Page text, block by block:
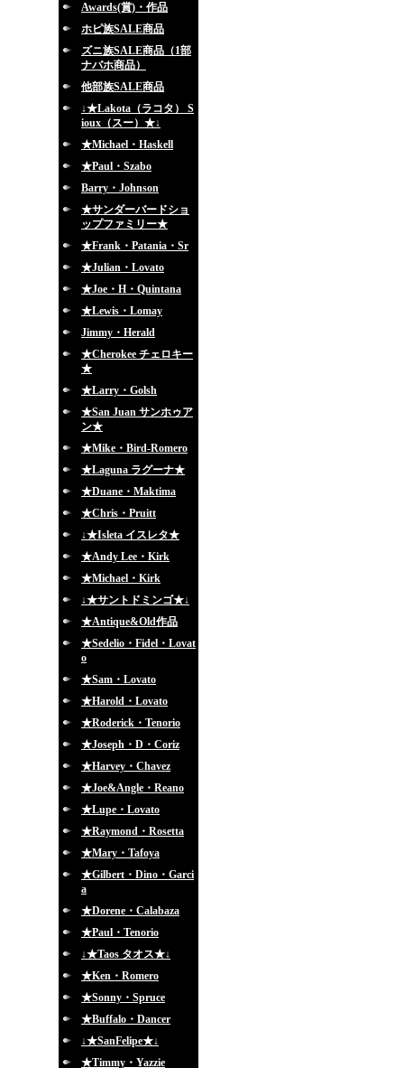
Awards(賞)・作品
ホピ族SALE商品
ズニ族SALE商品（1部
ナバホ商品）
他部族SALE商品
↓★Lakota（ラコタ） S
ioux（スー）★↓
★Michael・Haskell
★Paul・Szabo
Barry・Johnson
★サンダーバードショ
ップファミリー★
★Frank・Patania・Sr
★Julian・Lovato
★Joe・H・Quintana
★Lewis・Lomay
Jimmy・Herald
★Cherokee チェロキー
★
★Larry・Golsh
★San Juan サンホゥア
ン★
★Mike・Bird-Romero
★Laguna ラグーナ★
★Duane・Maktima
★Chris・Pruitt
↓★Isleta イスレタ★
★Andy Lee・Kirk
★Michael・Kirk
↓★サントドミンゴ★↓
★Antique&Old作品
★Sedelio・Fidel・Lovat
o
★Sam・Lovato
★Harold・Lovato
★Roderick・Tenorio
★Joseph・D・Coriz
★Harvey・Chavez
★Joe&Angle・Reano
★Lupe・Lovato
★Raymond・Rosetta
★Mary・Tafoya
★Gilbert・Dino・Garci
a
★Dorene・Calabaza
★Paul・Tenorio
↓★Taos タオス★↓
★Ken・Romero
★Sonny・Spruce
★Buffalo・Dancer
↓★SanFelipe★↓
★Timmy・Yazzie